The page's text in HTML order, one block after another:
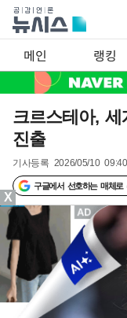
메인 랭킹
크르스테아,
진출
기사등록 2026/05/10
구글에서 선호하는 매체로
X